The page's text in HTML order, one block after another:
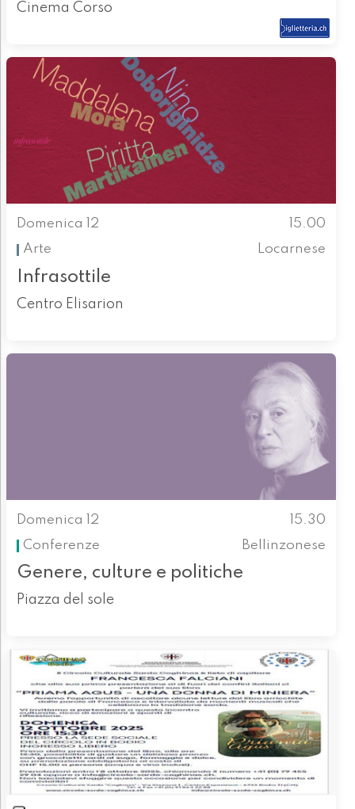
Cinema Corso
Domenica 12
15.00
Arte
Locarnese
Infrasottile
Centro Elisarion
Domenica 12
15.30
Conferenze
Bellinzonese
Genere, culture e politiche
Piazza del sole